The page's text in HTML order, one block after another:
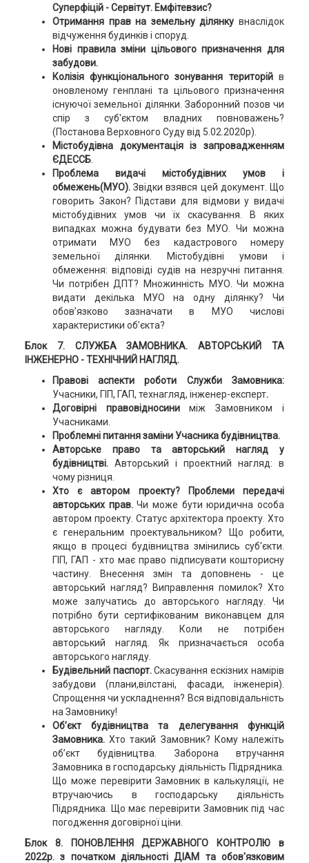
Суперфіцій - Сервітут. Емфітевзис?
Отримання прав на земельну ділянку внаслідок
відчуження будинків і споруд.
Нові правила зміни цільового призначення для
забудови.
Колізія функціонального зонування територійв
оновленому генплані та цільового призначення
існуючої земельної ділянки. Заборонний позов чи
спір з суб'єктом владних повноважень?
(Постанова Верховного Суду від 5.02.2020р).
Містобудівна документаціяіз запровадженням
ЄДЕССБ.
Проблема видачі містобудівних умов і
обмежень(МУО).Звідки взявся цей документ. Що
говорить Закон? Підстави для відмови у видачі
містобудівних умов чи їх скасування. В яких
випадках можна будувати без МУО. Чи можна
отримати МУО без кадастрового номеру
земельної ділянки. Містобудівні умови і
обмеження: відповіді судів на незручні питання.
Чи потрібен ДПТ? Множинність МУО. Чи можна
видати декілька МУО на одну ділянку? Чи
обов’язково зазначати в МУО числові
характеристики об’єкта?
Блок 7. СЛУЖБА ЗАМОВНИКА. АВТОРСЬКИЙ ТА
ІНЖЕНЕРНО - ТЕХНІЧНИЙ НАГЛЯД.
Правові аспекти роботи Служби Замовника:
Учасники, ГІП, ГАП, технагляд, інженер-експерт.
Договірні правовідносиниміж Замовником і
Учасниками.
Проблемні питання заміни Учасника будівництва.
Авторське право та авторський нагляд у
будівництві. Авторський і проектний нагляд: в
чому різниця.
Хто є автором проекту? Проблеми передачі
авторських прав.Чи може бути юридична особа
автором проекту. Статус архітектора проекту. Хто
є генеральним проектувальником? Що робити,
якщо в процесі будівництва змінились суб'єкти.
ГІП, ГАП - хто має право підписувати кошторисну
частину. Внесення змін та доповнень - це
авторський нагляд? Виправлення помилок? Хто
може залучатись до авторського нагляду. Чи
потрібно бути сертифікованим виконавцем для
авторського нагляду. Коли не потрібен
авторський нагляд. Як призначається особа
авторського нагляду.
Будівельний паспорт.Скасування ескізних намірів
забудови (плани,вілстані, фасади, інженерія).
Спрощення чи ускладнення? Вся відповідальність
на Замовнику!
Об’єкт будівництва та делегування функцій
Замовника.Хто такий Замовник? Кому належіть
об’єкт будівництва. Заборона втручання
Замовника в господарську діяльність Підрядника.
Що може перевірити Замовник в калькуляції, не
втручаючись в господарську діяльність
Підрядника. Що має перевірити Замовник під час
погодження договірної ціни.
Блок 8. ПОНОВЛЕННЯ ДЕРЖАВНОГО КОНТРОЛЮ в
2022р. з початком діяльності ДІАМ та обов'язковим